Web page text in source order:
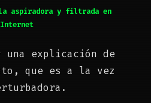
la aspiradora y filtrada en
Internet
una explicación de
que es a la vez